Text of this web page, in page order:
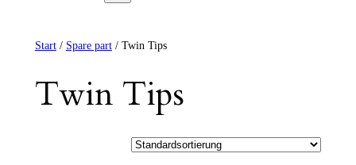
Start/ Spare part/ Twin Tips
Twin Tips